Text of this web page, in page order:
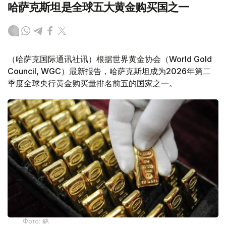
哈萨克斯坦是全球五大黄金购买国之一
（哈萨克国际通讯社讯）根据世界黄金协会（World Gold
Council, WGC）最新报告，哈萨克斯坦成为2026年第二
季度全球央行黄金购买量排名前五的国家之一。
Фото: ӨзА